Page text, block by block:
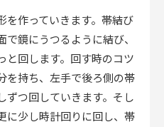
を作っていきます。帯結び
鏡にうつるように結び、
と回します。回す時のコツ
を持ち、左手で後ろ側の帯
ずつ回していきます。そし
に少し時計回りに回し、帯